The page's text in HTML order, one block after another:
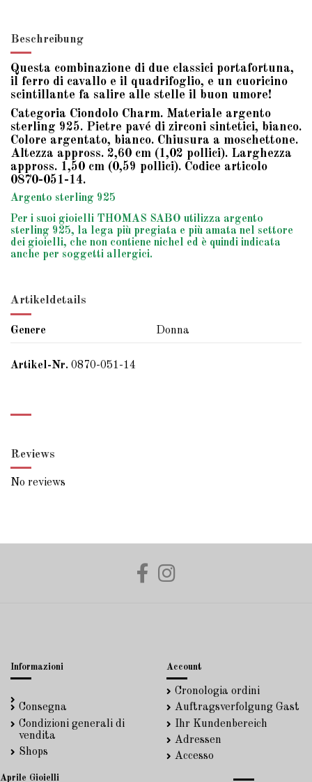
Beschreibung
Questa combinazione di due classici portafortuna,
il ferro di cavallo e il quadrifoglio, e un cuoricino
scintillante fa salire alle stelle il buon umore!
Categoria Ciondolo Charm. Materiale argento
sterling 925. Pietre pavé di zirconi sintetici, bianco.
Colore argentato, bianco. Chiusura a moschettone.
Altezza appross. 2,60 cm (1,02 pollici). Larghezza
appross. 1,50 cm (0,59 pollici). Codice articolo
0870-051-14.
Argento sterling 925
Per i suoi gioielli THOMAS SABO utilizza argento
sterling 925, la lega più pregiata e più amata nel settore
dei gioielli, che non contiene nichel ed è quindi indicata
anche per soggetti allergici.
Artikeldetails
Genere Donna
Artikel-Nr. 0870-051-14
Reviews
No reviews
Informazioni
Consegna
Condizioni generali di
vendita
Shops
Account
Cronologia ordini
Auftragsverfolgung Gast
Ihr Kundenbereich
Adressen
Accesso
Aprile Gioielli